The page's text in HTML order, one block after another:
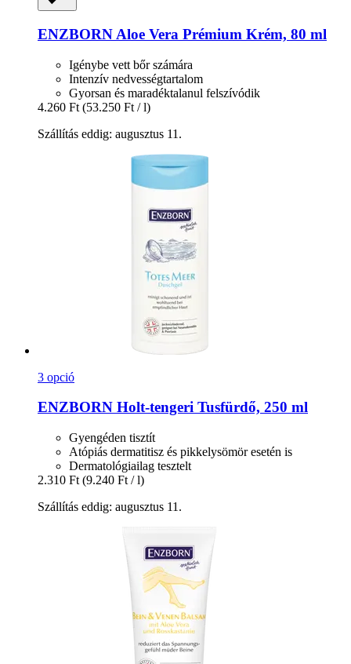
ENZBORN Aloe Vera Prémium Krém, 80 ml
Igénybe vett bőr számára
Intenzív nedvességtartalom
Gyorsan és maradéktalanul felszívódik
4.260 Ft (53.250 Ft / l)
Szállítás eddig: augusztus 11.
3 opció
ENZBORN Holt-​tengeri Tusfürdő, 250 ml
Gyengéden tisztít
Atópiás dermatitisz és pikkelysömör esetén is
Dermatológiailag tesztelt
2.310 Ft (9.240 Ft / l)
Szállítás eddig: augusztus 11.